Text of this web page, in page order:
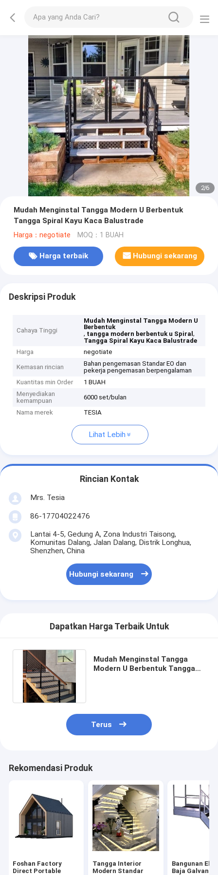
2/6
Mudah Menginstal Tangga Modern U Berbentuk
Tangga Spiral Kayu Kaca Balustrade
Harga：negotiate MOQ：1 BUAH
Harga terbaik Hubungi sekarang
Deskripsi Produk
Cahaya Tinggi
Mudah Menginstal Tangga Modern U
Berbentuk
, tangga modern berbentuk u Spiral,
Tangga Spiral Kayu Kaca Balustrade
Harga
negotiate
Kemasan rincian
Bahan pengemasan Standar EO dan
pekerja pengemasan berpengalaman
Kuantitas min Order
1 BUAH
Menyediakan
kemampuan
6000 set/bulan
Nama merek TESIA
Lihat Lebih
Rincian Kontak
Mrs. Tesia
86-17704022476
Lantai 4-5, Gedung A, Zona Industri Taisong,
Komunitas Dalang, Jalan Dalang, Distrik Longhua,
Shenzhen, China
Hubungi sekarang
Dapatkan Harga Terbaik Untuk
Mudah Menginstal Tangga
Modern U Berbentuk Tangga
Terus
Rekomendasi Produk
Foshan Factory
Direct Portable
Tangga Interior
Modern Standar
Bangunan
Baja Galvanis